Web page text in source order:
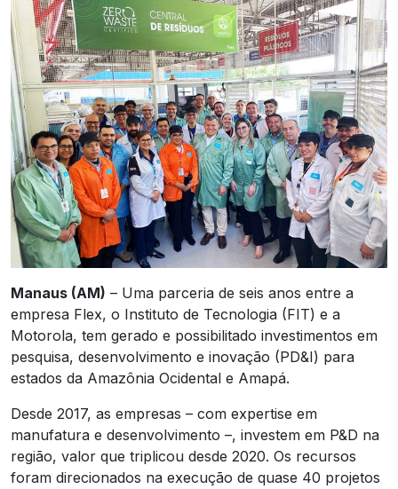
Manaus (AM) – Uma parceria de seis anos entre a
empresa Flex, o Instituto de Tecnologia (FIT) e a
Motorola, tem gerado e possibilitado investimentos em
pesquisa, desenvolvimento e inovação (PD&I) para
estados da Amazônia Ocidental e Amapá.
Desde 2017, as empresas – com expertise em
manufatura e desenvolvimento –, investem em P&D na
região, valor que triplicou desde 2020. Os recursos
foram direcionados na execução de quase 40 projetos